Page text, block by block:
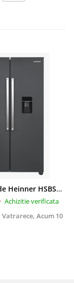
Side by Side Heinner HSBS-HM439NFINVDGWDE++, Total No Frost, Compresor Inverter, Dozator Apa, Display Touch LED, 439 L, Clasa E, Gri Antracit Texturat
Achizitie verificata
Vatrarece, Acum 10